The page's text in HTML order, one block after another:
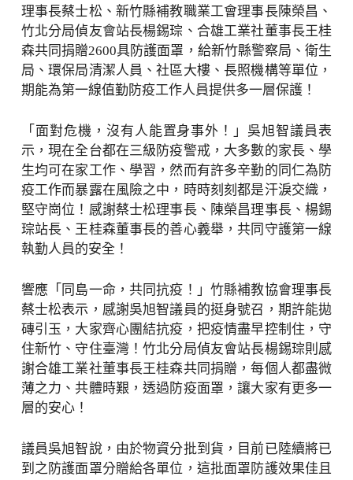
理事長蔡士松、新竹縣補教職業工會理事長陳榮昌、
竹北分局偵友會站長楊錫琮、合雄工業社董事長王桂
森共同捐贈2600具防護面罩，給新竹縣警察局、衛生
局、環保局清潔人員、社區大樓、長照機構等單位，
期能為第一線值勤防疫工作人員提供多一層保護！
「面對危機，沒有人能置身事外！」吳旭智議員表
示，現在全台都在三級防疫警戒，大多數的家長、學
生均可在家工作、學習，然而有許多辛勤的同仁為防
疫工作而暴露在風險之中，時時刻刻都是汗淚交織，
堅守崗位！感謝蔡士松理事長、陳榮昌理事長、楊錫
琮站長、王桂森董事長的善心義舉，共同守護第一線
執勤人員的安全！
響應「同島一命，共同抗疫！」竹縣補教協會理事長
蔡士松表示，感謝吳旭智議員的挺身號召，期許能拋
磚引玉，大家齊心團結抗疫，把疫情盡早控制住，守
住新竹、守住臺灣！竹北分局偵友會站長楊錫琮則感
謝合雄工業社董事長王桂森共同捐贈，每個人都盡微
薄之力、共體時艱，透過防疫面罩，讓大家有更多一
層的安心！
議員吳旭智說，由於物資分批到貨，目前已陸續將已
到之防護面罩分贈給各單位，這批面罩防護效果佳且